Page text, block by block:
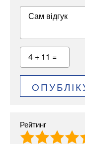
Сам відгук
4 + 11 =
Рейтинг